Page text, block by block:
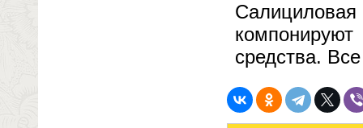
средства.